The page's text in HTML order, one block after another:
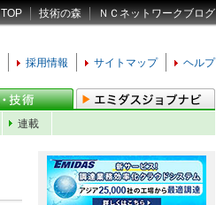
技術の森 ＮＣネットワークブログ
採用情報 サイトマップ ヘルプ
連載